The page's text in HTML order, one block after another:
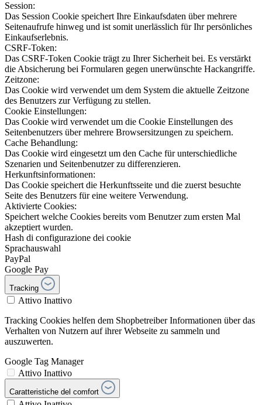
Session:
Das Session Cookie speichert Ihre Einkaufsdaten über mehrere
Seitenaufrufe hinweg und ist somit unerlässlich für Ihr persönliches
Einkaufserlebnis.
CSRF-Token:
Das CSRF-Token Cookie trägt zu Ihrer Sicherheit bei. Es verstärkt
die Absicherung bei Formularen gegen unerwünschte Hackangriffe.
Zeitzone:
Das Cookie wird verwendet um dem System die aktuelle Zeitzone
des Benutzers zur Verfügung zu stellen.
Cookie Einstellungen:
Das Cookie wird verwendet um die Cookie Einstellungen des
Seitenbenutzers über mehrere Browsersitzungen zu speichern.
Cache Behandlung:
Das Cookie wird eingesetzt um den Cache für unterschiedliche
Szenarien und Seitenbenutzer zu differenzieren.
Herkunftsinformationen:
Das Cookie speichert die Herkunftsseite und die zuerst besuchte
Seite des Benutzers für eine weitere Verwendung.
Aktivierte Cookies:
Speichert welche Cookies bereits vom Benutzer zum ersten Mal
akzeptiert wurden.
Hash di configurazione dei cookie
Sprachauswahl
PayPal
Google Pay
Tracking
Attivo Inattivo
Tracking Cookies helfen dem Shopbetreiber Informationen über das
Verhalten von Nutzern auf ihrer Webseite zu sammeln und
auszuwerten.
Google Tag Manager
Attivo Inattivo
Caratteristiche del comfort